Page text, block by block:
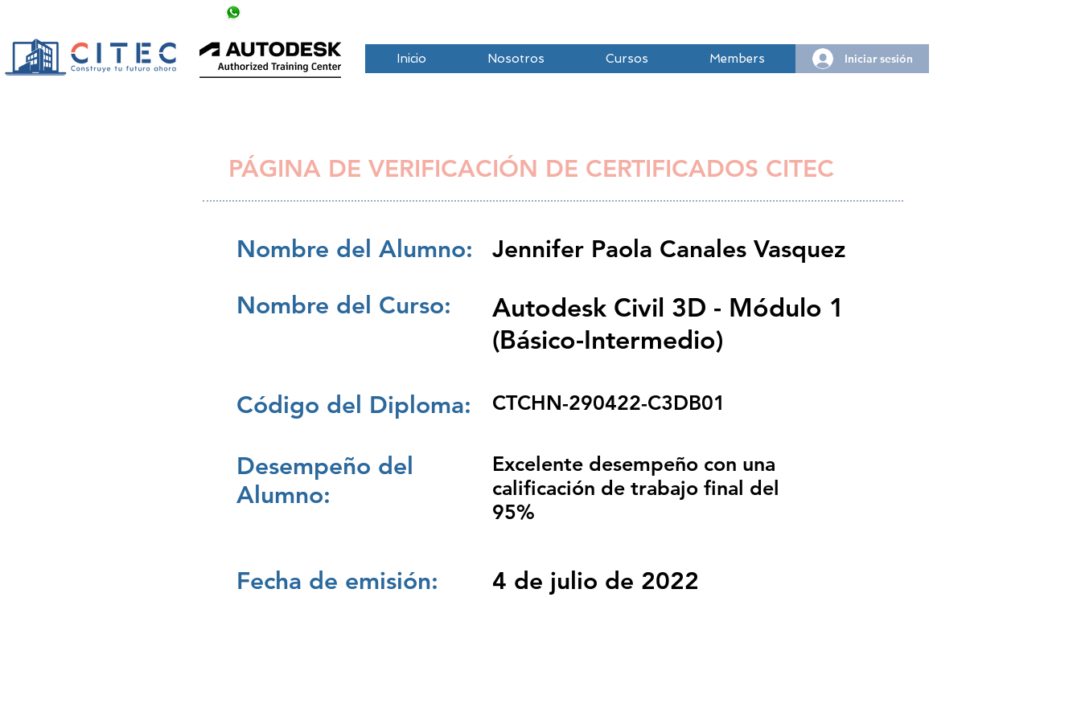
Inicio Nosotros Cursos Members Iniciar sesión
PÁGINA DE VERIFICACIÓN DE CERTIFICADOS CITEC
Nombre del Alumno:
Jennifer Paola Canales Vasquez
Nombre del Curso:
Autodesk Civil 3D - Módulo 1
(Básico-Intermedio)
Código del Diploma: CTCHN-290422-C3DB01
Desempeño del
Alumno:
Excelente desempeño con una
calificación de trabajo final del
95%
Fecha de emisión: 4 de julio de 2022